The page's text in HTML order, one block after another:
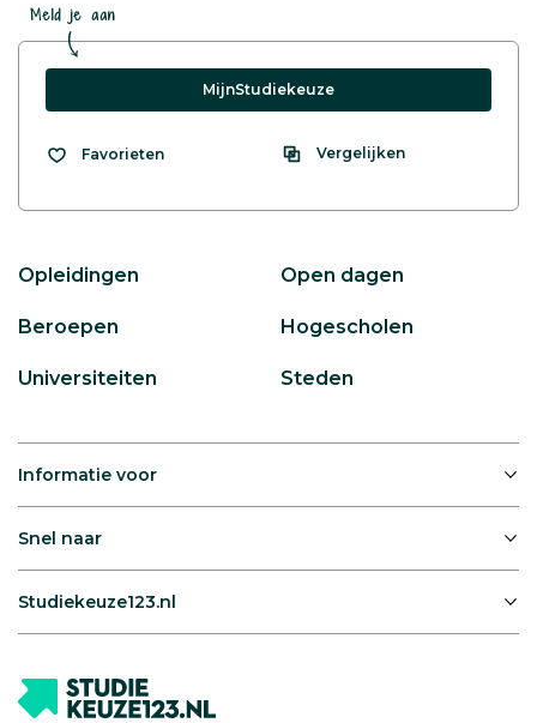
Meld je aan
MijnStudiekeuze
Favorieten Vergelijken
Opleidingen Open dagen
Beroepen Hogescholen
Universiteiten Steden
Informatie voor
Snel naar
Studiekeuze123.nl